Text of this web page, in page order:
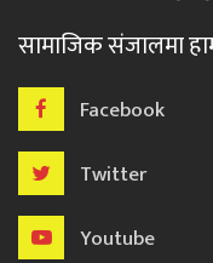
सामाजिक संजालमा
Facebook
Twitter
Youtube